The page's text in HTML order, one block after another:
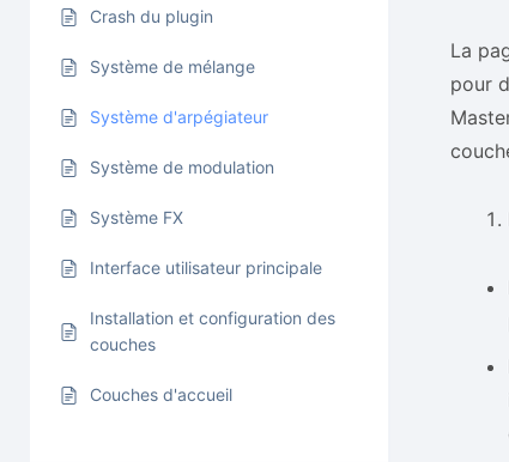
Crash du plugin
Système de mélange
Système d'arpégiateur
Système de modulation
Système FX
Interface utilisateur principale
Installation et configuration des
couches
Couches d'accueil
La
pour